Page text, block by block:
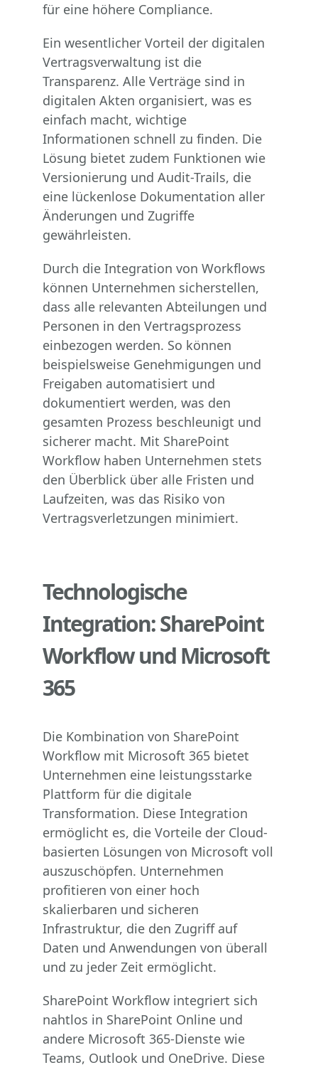
für eine höhere Compliance.
Ein wesentlicher Vorteil der digitalen
Vertragsverwaltung ist die
Transparenz. Alle Verträge sind in
digitalen Akten organisiert, was es
einfach macht, wichtige
Informationen schnell zu finden. Die
Lösung bietet zudem Funktionen wie
Versionierung und Audit-Trails, die
eine lückenlose Dokumentation aller
Änderungen und Zugriffe
gewährleisten.
Durch die Integration von Workflows
können Unternehmen sicherstellen,
dass alle relevanten Abteilungen und
Personen in den Vertragsprozess
einbezogen werden. So können
beispielsweise Genehmigungen und
Freigaben automatisiert und
dokumentiert werden, was den
gesamten Prozess beschleunigt und
sicherer macht. Mit SharePoint
Workflow haben Unternehmen stets
den Überblick über alle Fristen und
Laufzeiten, was das Risiko von
Vertragsverletzungen minimiert.
Technologische
Integration: SharePoint
Workflow und Microsoft
365
Die Kombination von SharePoint
Workflow mit Microsoft 365 bietet
Unternehmen eine leistungsstarke
Plattform für die digitale
Transformation. Diese Integration
ermöglicht es, die Vorteile der Cloud-
basierten Lösungen von Microsoft voll
auszuschöpfen. Unternehmen
profitieren von einer hoch
skalierbaren und sicheren
Infrastruktur, die den Zugriff auf
Daten und Anwendungen von überall
und zu jeder Zeit ermöglicht.
SharePoint Workflow integriert sich
nahtlos in SharePoint Online und
andere Microsoft 365-Dienste wie
Teams, Outlook und OneDrive. Diese